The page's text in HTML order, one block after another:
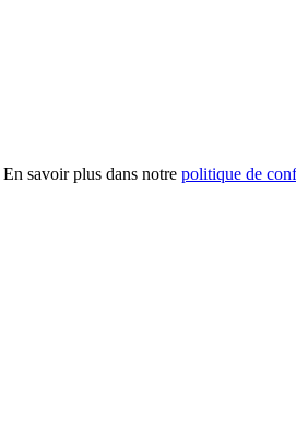
savoir plus dans notre politique de